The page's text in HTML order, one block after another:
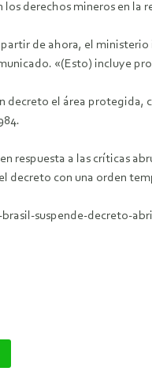
los derechos mineros en la
partir de ahora, el
«(Esto) incluye
decreto el área
respuesta a las críticas
decreto con una orden
suspende-decreto-